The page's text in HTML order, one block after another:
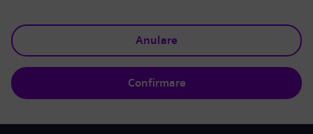
Anulare
Confirmare